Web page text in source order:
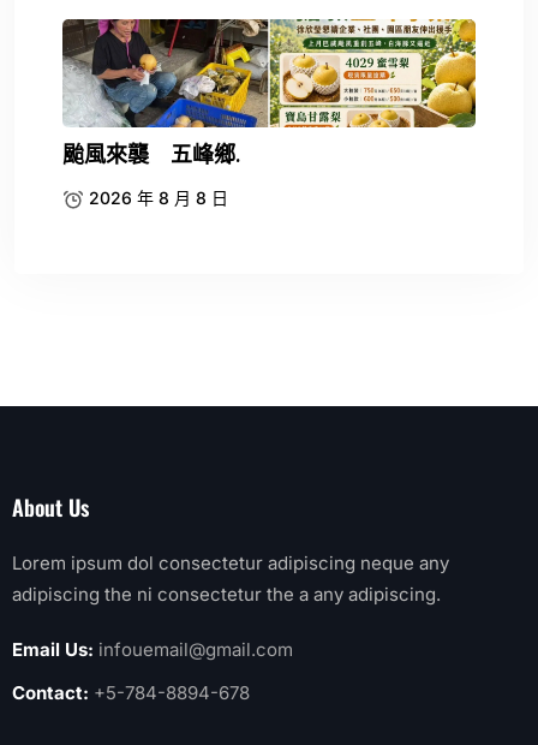
颱風來襲 五峰鄉.
2026 年 8 月 8 日
About Us
Lorem ipsum dol consectetur adipiscing neque any
adipiscing the ni consectetur the a any adipiscing.
Email Us: infouemail@gmail.com
Contact: +5-784-8894-678